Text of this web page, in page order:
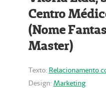
Centro
(Nome
Master)
Texto: Relacionamento
Design: Marketing